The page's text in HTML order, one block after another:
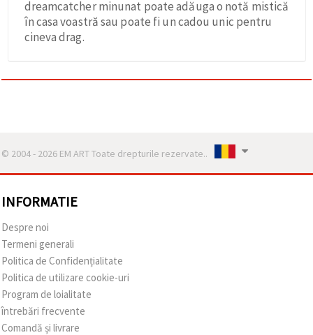
dreamcatcher minunat poate adăuga o notă mistică
în casa voastră sau poate fi un cadou unic pentru
cineva drag.
© 2004 - 2026 EM ART Toate drepturile rezervate..
INFORMATIE
Despre noi
Termeni generali
Politica de Confidențialitate
Politica de utilizare cookie-uri
Program de loialitate
întrebări frecvente
Comandă și livrare